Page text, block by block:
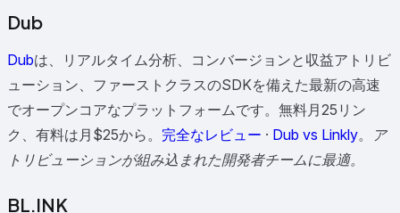
Dub
Dubは、リアルタイム分析、コンバージョンと収益アトリビ
ューション、ファーストクラスのSDKを備えた最新の高速
でオープンコアなプラットフォームです。無料月25リン
ク、有料は月$25から。 完全なレビュー · Dub vs Linkly。
ア
トリビューションが組み込まれた開発者チームに最適。
BL.INK